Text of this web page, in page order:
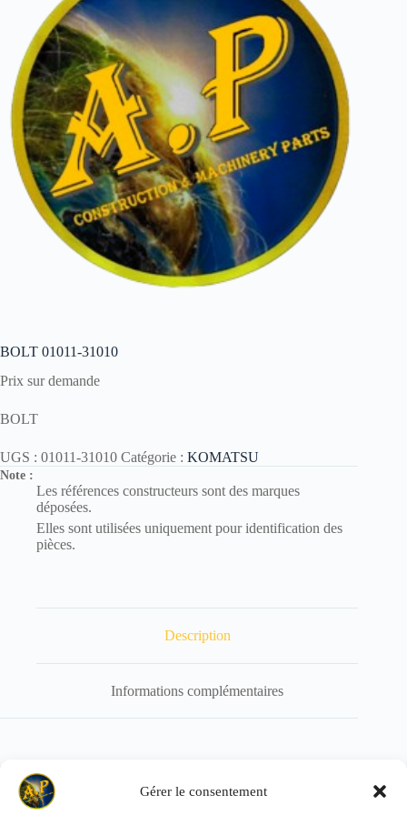
Gérer le consentement
BOLT 01011-31010
Prix sur demande
BOLT
UGS : 01011-31010 Catégorie : KOMATSU
Note :
Les références constructeurs sont des marques
déposées.
Elles sont utilisées uniquement pour identification des
pièces.
Description
Informations complémentaires
Référence de remplacement : 01011-E1010